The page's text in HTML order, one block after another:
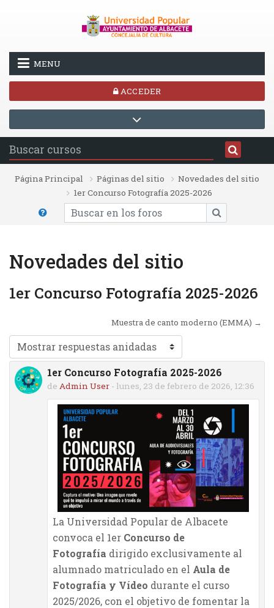
MENU
ACCEDER
Página Principal Páginas del sitio
Novedades del sitio
1er Concurso Fotografía 2025-2026
Buscar en los foros
Novedades del sitio
1er Concurso Fotografía 2025-2026
Muestra de canto moderno (EMMA) →
Mostrar modo
1er Concurso Fotografía 2025-2026
de Admin User - lunes, 23 de febrero de 2026, 12:36
Número de respuestas: 0
La Universidad Popular de Albacete
convoca el 1er Concurso de
Fotografía dirigido exclusivamente al
alumnado matriculado en el Aula de
Fotografía y Vídeo durante el curso
2025/2026, con el objetivo de fomentar la